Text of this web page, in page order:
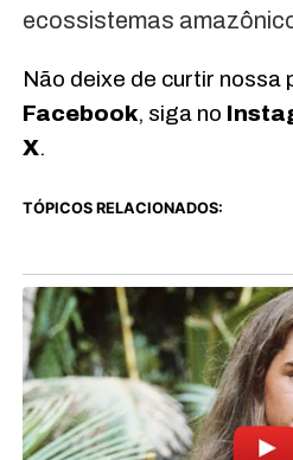
ecossistemas
Não deixe de curtir nossa
Facebook, siga no
X.
TÓPICOS RELACIONADOS: